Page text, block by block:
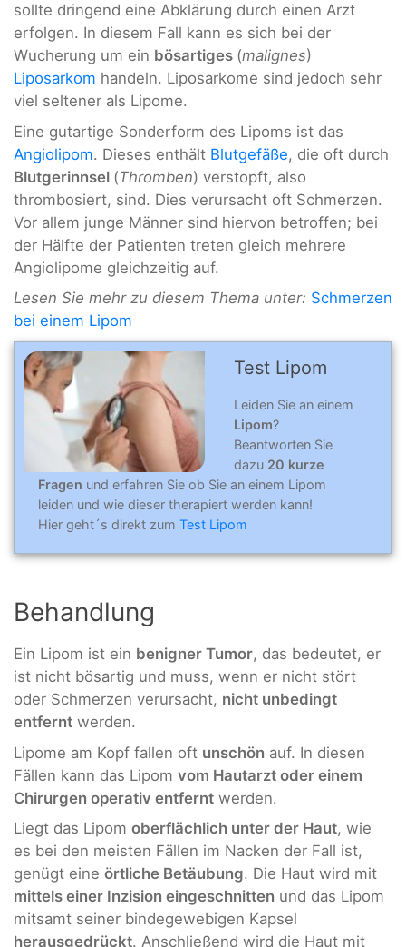
sollte dringend eine Abklärung durch einen Arzt
erfolgen. In diesem Fall kann es sich bei der
Wucherung um ein bösartiges (malignes)
Liposarkom handeln. Liposarkome sind jedoch sehr
viel seltener als Lipome.
Eine gutartige Sonderform des Lipoms ist das
Angiolipom. Dieses enthält Blutgefäße, die oft durch
Blutgerinnsel (Thromben) verstopft, also
thrombosiert, sind. Dies verursacht oft Schmerzen.
Vor allem junge Männer sind hiervon betroffen; bei
der Hälfte der Patienten treten gleich mehrere
Angiolipome gleichzeitig auf.
Lesen Sie mehr zu diesem Thema unter: Schmerzen
bei einem Lipom
Test Lipom
Leiden Sie an einem
Lipom?
Beantworten Sie
dazu 20 kurze
Fragen und erfahren Sie ob Sie an einem Lipom
leiden und wie dieser therapiert werden kann!
Hier geht´s direkt zum Test Lipom
Behandlung
Ein Lipom ist ein benigner Tumor, das bedeutet, er
ist nicht bösartig und muss, wenn er nicht stört
oder Schmerzen verursacht, nicht unbedingt
entfernt werden.
Lipome am Kopf fallen oft unschön auf. In diesen
Fällen kann das Lipom vom Hautarzt oder einem
Chirurgen operativ entfernt werden.
Liegt das Lipom oberflächlich unter der Haut, wie
es bei den meisten Fällen im Nacken der Fall ist,
genügt eine örtliche Betäubung. Die Haut wird mit
mittels einer Inzision eingeschnitten und das Lipom
mitsamt seiner bindegewebigen Kapsel
herausgedrückt. Anschließend wird die Haut mit